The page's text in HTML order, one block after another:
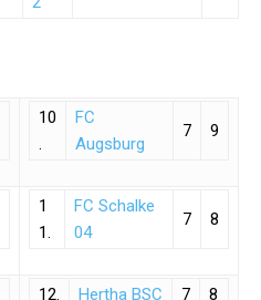
10
.
FC
Augsburg
7 9
1
1.
FC Schalke
04
7 8
12. Hertha BSC 7 8